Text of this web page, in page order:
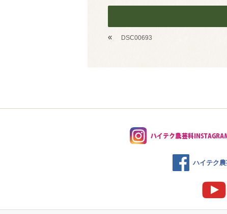
« DSC00693
ハイテク